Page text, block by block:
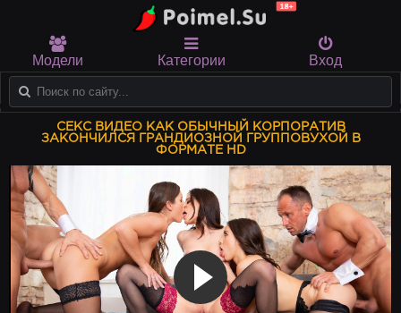
Модели Категории Вход
СЕКС ВИДЕО КАК ОБЫЧНЫЙ КОРПОРАТИВ
ЗАКОНЧИЛСЯ ГРАНДИОЗНОЙ ГРУППОВУХОЙ В
ФОРМАТЕ HD